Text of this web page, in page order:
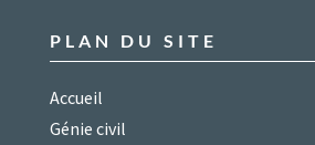
PLAN DU SITE
Accueil
Génie civil